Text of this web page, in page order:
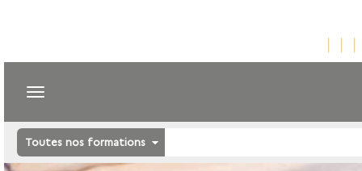
Toutes nos formations